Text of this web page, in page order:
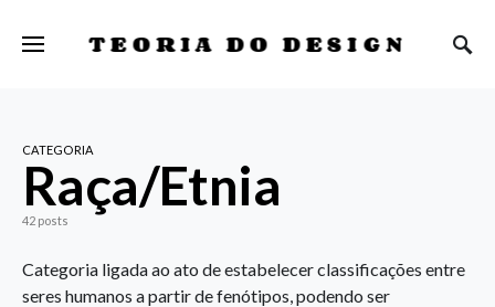
TEORIA DO DESIGN
CATEGORIA
Raça/Etnia
42 posts
Categoria ligada ao ato de estabelecer classificações entre
seres humanos a partir de fenótipos, podendo ser